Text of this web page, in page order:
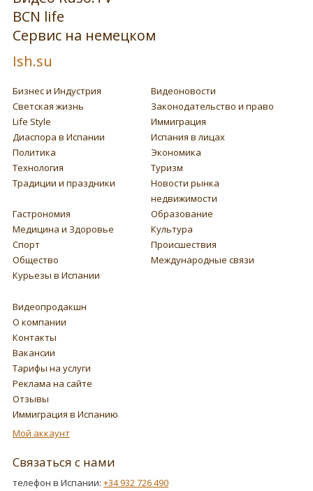
BCN life
Сервис на немецком
Ish.su
Бизнес и Индустрия
Видеоновости
Светская жизнь
Законодательство и право
Life Style
Иммиграция
Диаспора в Испании
Испания в лицах
Политика
Экономика
Технология
Туризм
Традиции и праздники
Новости рынка
недвижимости
Гастрономия
Образование
Медицина и Здоровье
Культура
Спорт
Происшествия
Общество
Международные связи
Курьезы в Испании
Видеопродакшн
О компании
Контакты
Вакансии
Тарифы на услуги
Реклама на сайте
Отзывы
Иммиграция в Испанию
Мой аккаунт
Связаться с нами
телефон в Испании: +34 932 726 490